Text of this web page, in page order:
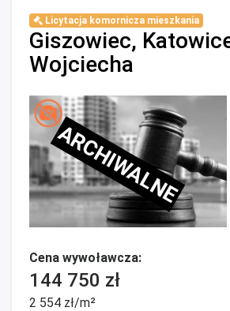
Licytacja komornicza mieszkania
Giszowiec,
Wojciecha
ARCHIWALNE
Cena wywoławcza:
144 750 zł
2 554 zł/m²